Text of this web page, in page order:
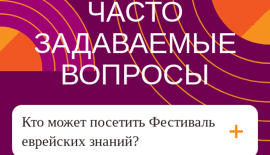
ЧАСТО
ЗАДАВАЕМЫЕ
ВОПРОСЫ
Кто может посетить Фестиваль
еврейских знаний?